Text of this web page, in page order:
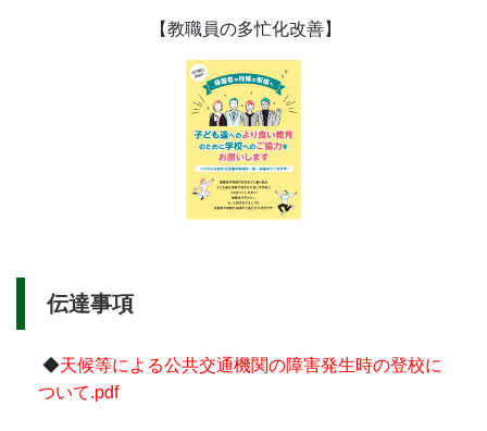
【教職員の多忙化改善】
伝達事項
◆天候等による公共交通機関の障害発生時の登校に
ついて.pdf